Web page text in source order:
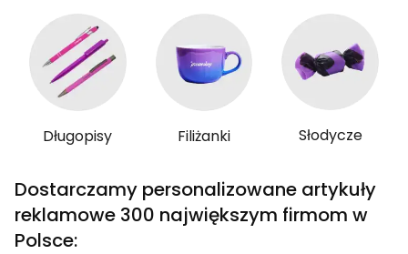
Długopisy Filiżanki Słodycze
Dostarczamy personalizowane artykuły
reklamowe 300 największym firmom w
Polsce: